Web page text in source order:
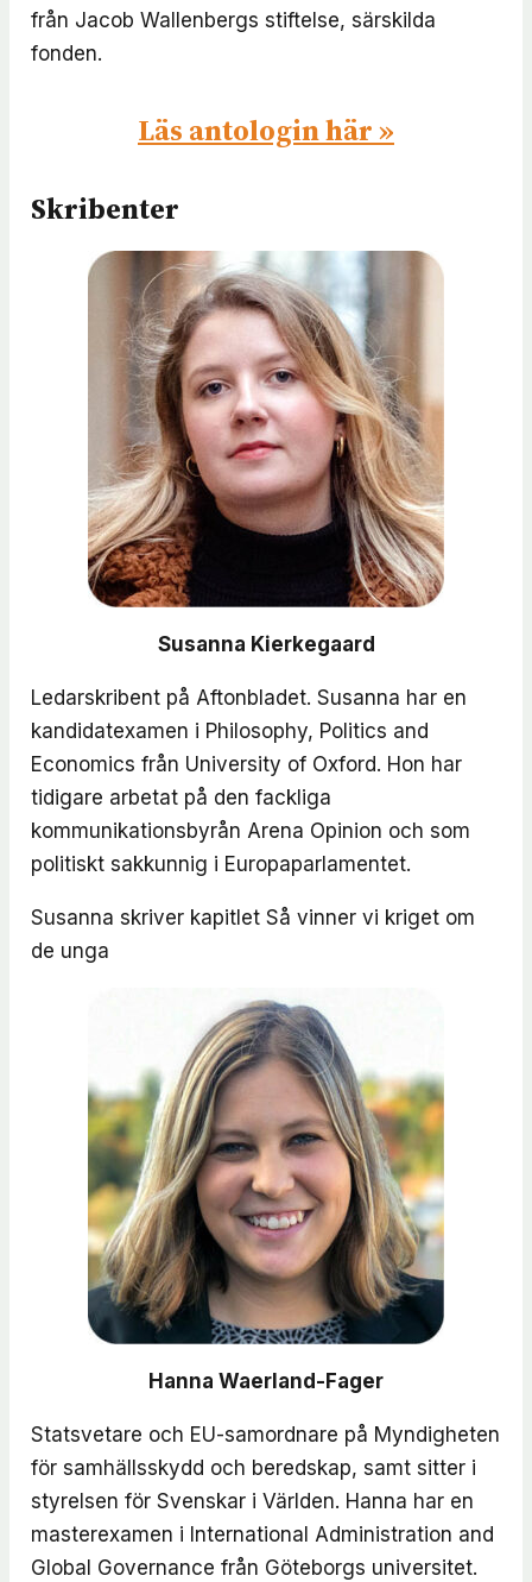
från Jacob Wallenbergs stiftelse, särskilda
fonden.
Läs antologin här »
Skribenter
Susanna Kierkegaard
Ledarskribent på Aftonbladet. Susanna har en
kandidatexamen i Philosophy, Politics and
Economics från University of Oxford. Hon har
tidigare arbetat på den fackliga
kommunikationsbyrån Arena Opinion och som
politiskt sakkunnig i Europaparlamentet.
Susanna skriver kapitlet Så vinner vi kriget om
de unga
Hanna Waerland-Fager
Statsvetare och EU-samordnare på Myndigheten
för samhällsskydd och beredskap, samt sitter i
styrelsen för Svenskar i Världen. Hanna har en
masterexamen i International Administration and
Global Governance från Göteborgs universitet.